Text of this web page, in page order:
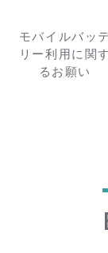
モバイルバッテ
リー利用に関す
るお願い